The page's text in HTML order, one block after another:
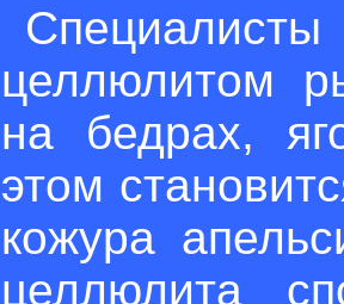
целлюлитом
на бедрах,
этом
кожура
целлюлита